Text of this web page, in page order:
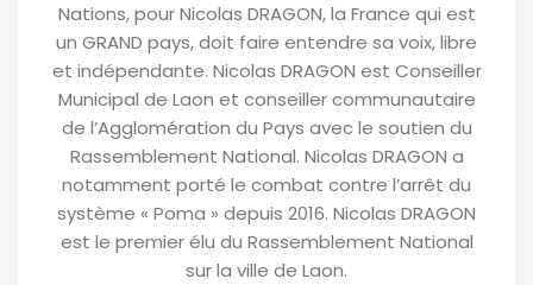
Nations, pour Nicolas DRAGON, la France qui est
un GRAND pays, doit faire entendre sa voix, libre
et indépendante. Nicolas DRAGON est Conseiller
Municipal de Laon et conseiller communautaire
de l’Agglomération du Pays avec le soutien du
Rassemblement National. Nicolas DRAGON a
notamment porté le combat contre l’arrêt du
système « Poma » depuis 2016. Nicolas DRAGON
est le premier élu du Rassemblement National
sur la ville de Laon.